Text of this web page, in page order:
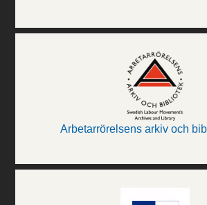
Arbetarrörelsens arkiv och